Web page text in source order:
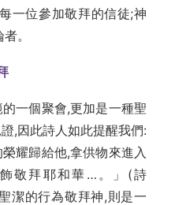
一位參加敬拜的信徒;神
。
一個聚會,更加是一種聖
,因此詩人如此提醒我們:
耀歸給他,拿供物來進入
敬拜耶和華…。」(詩
潔的行為敬拜神,則是一